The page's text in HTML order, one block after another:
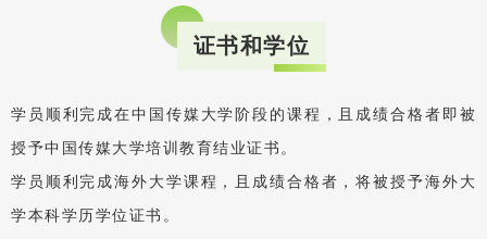
证书和学位
学员顺利完成在中国传媒大学阶段的课程，且成绩合格者即被
授予中国传媒大学培训教育结业证书。
学员顺利完成海外大学课程，且成绩合格者，将被授予海外大
学本科学历学位证书。